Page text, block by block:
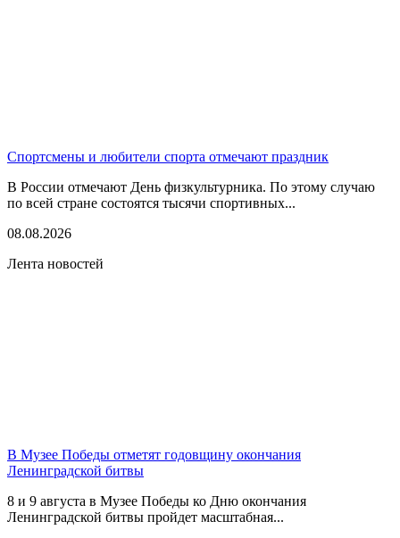
Спортсмены и любители спорта отмечают праздник
В России отмечают День физкультурника. По этому случаю
по всей стране состоятся тысячи спортивных...
08.08.2026
Лента новостей
В Музее Победы отметят годовщину окончания
Ленинградской битвы
8 и 9 августа в Музее Победы ко Дню окончания
Ленинградской битвы пройдет масштабная...